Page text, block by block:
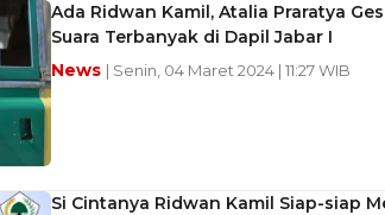
Ada Ridwan Kamil, Atalia Praratya
Suara Terbanyak di Dapil Jabar I
News | Senin, 04 Maret 2024 | 11:27 WIB
Si Cintanya Ridwan Kamil Siap-siap